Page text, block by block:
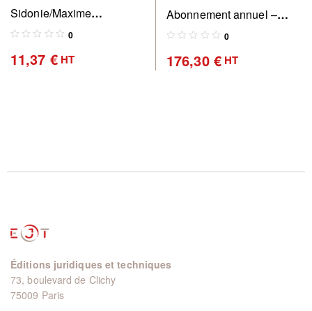
Sidonie/Maxime
commissaire de justice
0
11,37 €HT
Abonnement annuel –
Revue des commissaires
perspectives
0
176,30 €HT
Éditions juridiques et techniques
73, boulevard de Clichy
75009 Paris